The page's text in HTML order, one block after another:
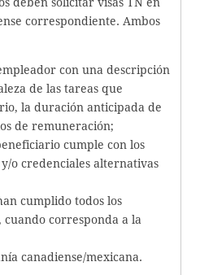
correspondiente. Ambos
con una descripción
de las tareas que
la duración anticipada de
de remuneración;
cumple con los
o credenciales alternativas
cumplido todos los
corresponda a la
canadiense/mexicana.